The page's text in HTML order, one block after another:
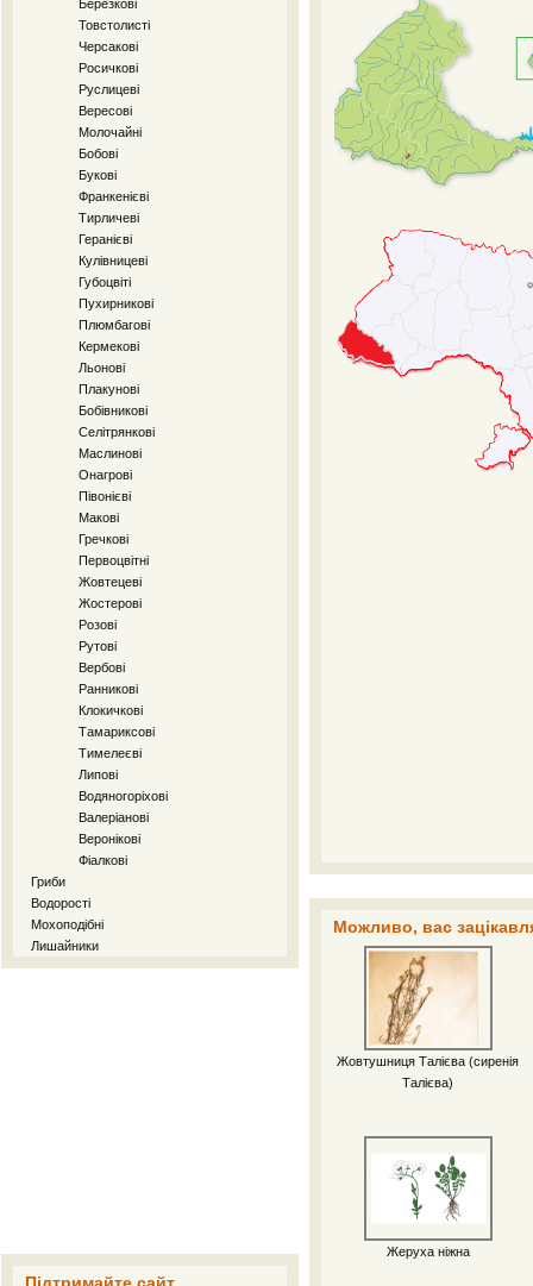
Березкові
Товстолисті
Черсакові
Росичкові
Руслицеві
Вересові
Молочайні
Бобові
Букові
Франкенієві
Тирличеві
Геранієві
Кулівницеві
Губоцвіті
Пухирникові
Плюмбагові
Кермекові
Льонові
Плакунові
Бобівникові
Селітрянкові
Маслинові
Онагрові
Півонієві
Макові
Гречкові
Первоцвітні
Жовтецеві
Жостерові
Розові
Рутові
Вербові
Ранникові
Клокичкові
Тамариксові
Тимелеєві
Липові
Водяногоріхові
Валеріанові
Веронікові
Фіалкові
Гриби
Водорості
Мохоподібні
Лишайники
Можливо, вас
Жовтушниця Талієва (сиренія
Талієва)
Жеруха ніжна